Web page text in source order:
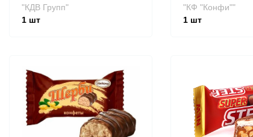
"КДВ Групп"
1 шт
"КФ "Конфи""
1шт